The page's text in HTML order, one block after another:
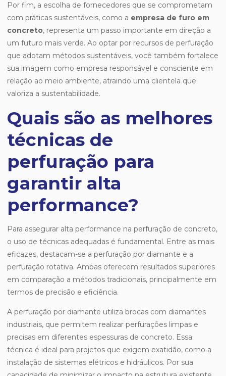
Por fim, a escolha de fornecedores que se comprometam
com práticas sustentáveis, como a empresa de furo em
concreto, representa um passo importante em direção a
um futuro mais verde. Ao optar por recursos de perfuração
que adotam métodos sustentáveis, você também fortalece
sua imagem como empresa responsável e consciente em
relação ao meio ambiente, atraindo uma clientela que
valoriza a sustentabilidade.
Quais são as melhores
técnicas de
perfuração para
garantir alta
performance?
Para assegurar alta performance na perfuração de concreto,
o uso de técnicas adequadas é fundamental. Entre as mais
eficazes, destacam-se a perfuração por diamante e a
perfuração rotativa. Ambas oferecem resultados superiores
em comparação a métodos tradicionais, principalmente em
termos de precisão e eficiência.
A perfuração por diamante utiliza brocas com diamantes
industriais, que permitem realizar perfurações limpas e
precisas em diferentes espessuras de concreto. Essa
técnica é ideal para projetos que exigem exatidão, como a
instalação de sistemas elétricos e hidráulicos. Por sua